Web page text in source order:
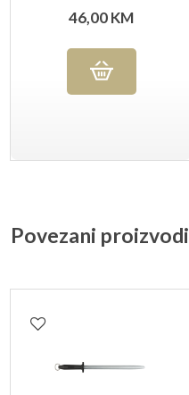
GRIT
46,00KM
Povezani proizvodi